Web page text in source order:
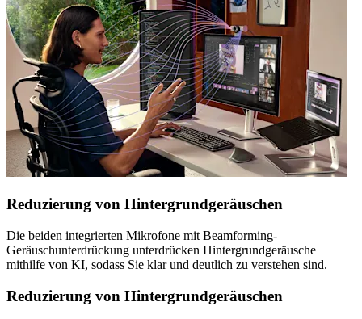
Reduzierung von Hintergrundgeräuschen
Die beiden integrierten Mikrofone mit Beamforming-
Geräuschunterdrückung unterdrücken Hintergrundgeräusche
mithilfe von KI, sodass Sie klar und deutlich zu verstehen sind.
Reduzierung von Hintergrundgeräuschen